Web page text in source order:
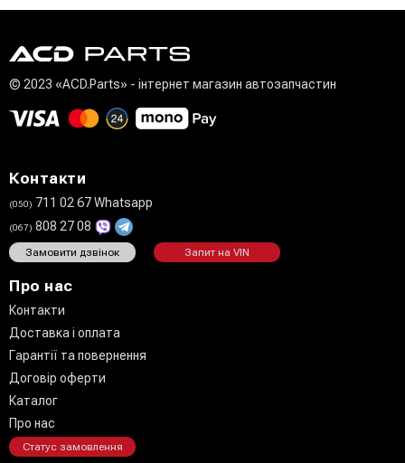
© 2023 «ACD.Parts» - інтернет магазин автозапчастин
Контакти
(050) 711 02 67 Whatsapp
(067) 808 27 08
Замовити дзвінок Запит на VIN
Про нас
Контакти
Доставка і оплата
Гарантії та повернення
Договір оферти
Каталог
Про нас
Статус замовлення